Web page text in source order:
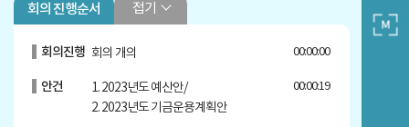
회의 진행순서 접기
회의진행 회의 개의 00:00:00
안건
1. 2023년도 예산안/
2. 2023년도 기금운용계획안
00:00:19